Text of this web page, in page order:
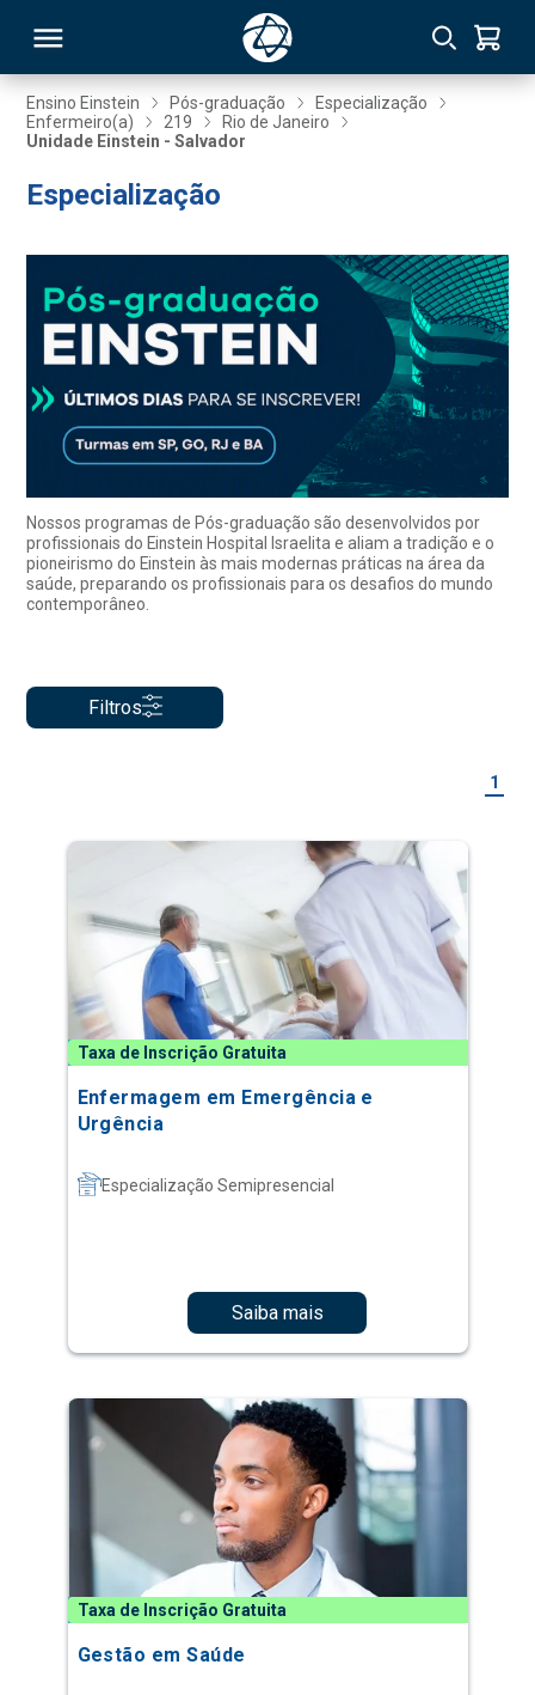
Ensino Einstein Pós-graduação
Especialização
Enfermeiro(a)
219
Rio de Janeiro
Unidade Einstein - Salvador
Especialização
Nossos programas de Pós-graduação são desenvolvidos por
profissionais do Einstein Hospital Israelita e aliam a tradição e o
pioneirismo do Einstein às mais modernas práticas na área da
saúde, preparando os profissionais para os desafios do mundo
contemporâneo.
Filtros
1
Taxa de Inscrição Gratuita
Enfermagem em Emergência e
Urgência
Especialização Semipresencial
Saiba mais
Taxa de Inscrição Gratuita
Gestão em Saúde